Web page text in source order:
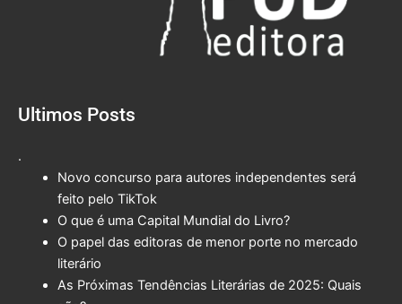
Ultimos Posts
.
Novo concurso para autores independentes será
feito pelo TikTok
O que é uma Capital Mundial do Livro?
O papel das editoras de menor porte no mercado
literário
As Próximas Tendências Literárias de 2025: Quais